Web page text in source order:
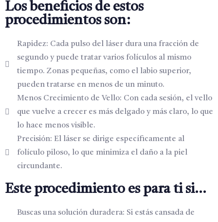
Los beneficios de estos
procedimientos son:
Rapidez: Cada pulso del láser dura una fracción de
segundo y puede tratar varios folículos al mismo
tiempo. Zonas pequeñas, como el labio superior,
pueden tratarse en menos de un minuto.
Menos Crecimiento de Vello: Con cada sesión, el vello
que vuelve a crecer es más delgado y más claro, lo que
lo hace menos visible.
Precisión: El láser se dirige específicamente al
folículo piloso, lo que minimiza el daño a la piel
circundante.
Este procedimiento es para ti si...
Buscas una solución duradera: Si estás cansada de